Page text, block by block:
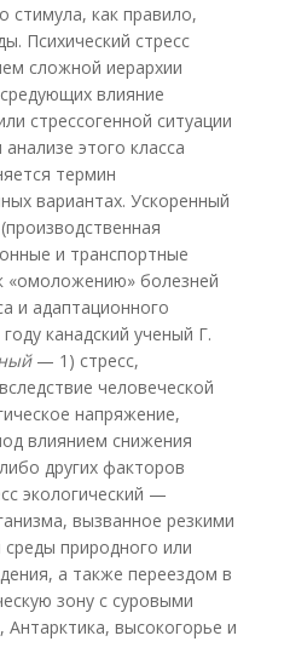
стимула, как правило,
Психический стресс
сложной иерархии
влияние
стрессогенной ситуации
этого класса
термин
вариантах. Ускоренный
и транспортные
«омоложению» болезней
и адаптационного
канадский ученый Г.
— 1) стресс,
человеческой
напряжение,
влиянием снижения
других факторов
экологический —
вызванное резкими
природного или
а также переездом в
зону с суровыми
высокогорье и